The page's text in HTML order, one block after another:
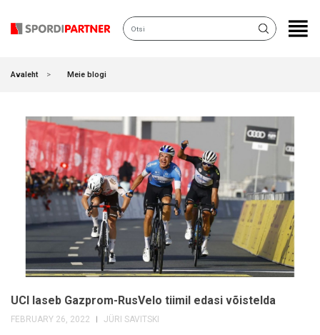
KATEGOORIAD
Avaleht Meie blogi
UCI laseb Gazprom-RusVelo tiimil edasi võistelda
FEBRUARY 26, 2022 JÜRI SAVITSKI